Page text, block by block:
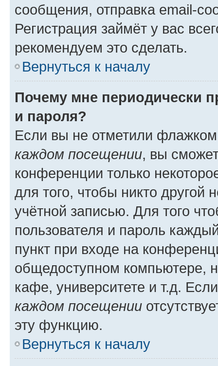
сообщения, отправка email-
Регистрация займёт у вас
рекомендуем это сделать.
Вернуться к началу
Почему мне периодически
и пароля?
Если вы не отметили
каждом посещении, вы
конференции только
для того, чтобы никто другой
учётной записью. Для того
пользователя и пароль
пункт при входе на
общедоступном компьютере,
кафе, университете и т.д.
каждом посещении
эту функцию.
Вернуться к началу